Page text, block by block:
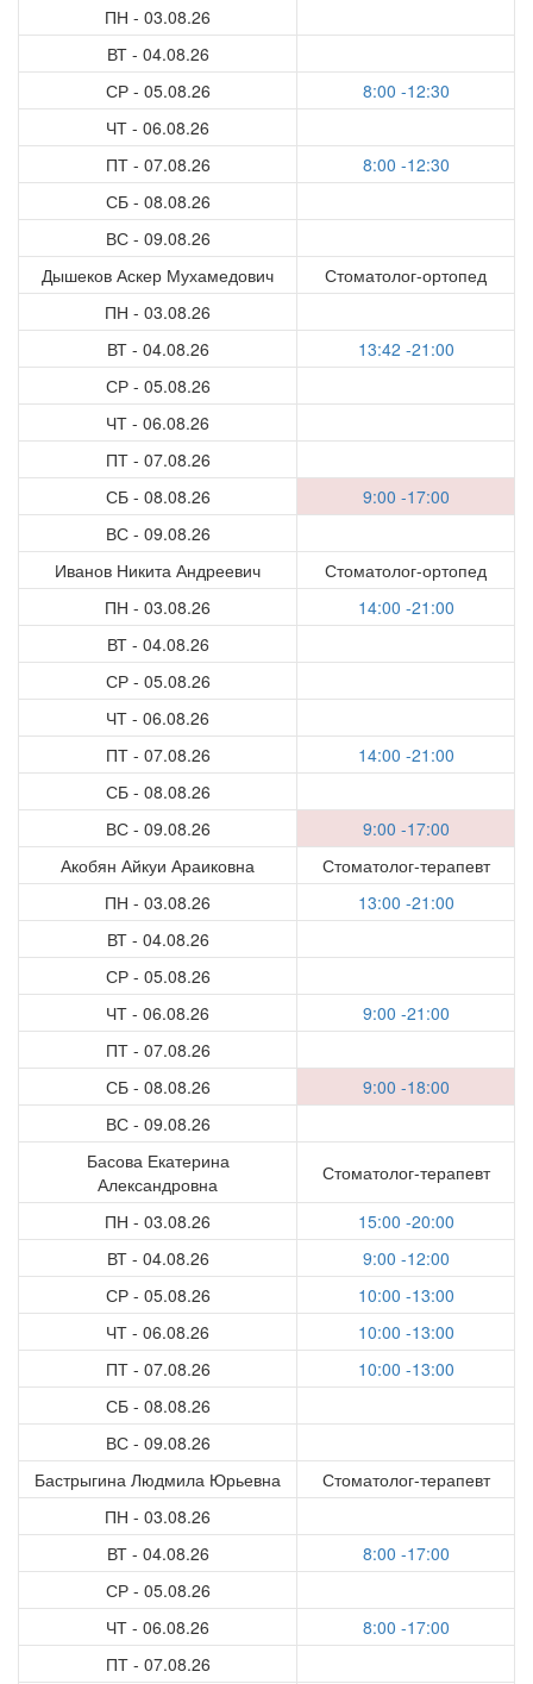
ПН - 03.08.26
ВТ - 04.08.26
СР - 05.08.26
8:00 -12:30
ЧТ - 06.08.26
ПТ - 07.08.26
8:00 -12:30
СБ - 08.08.26
ВС - 09.08.26
Дышеков Аскер Мухамедович
Стоматолог-ортопед
ПН - 03.08.26
ВТ - 04.08.26
13:42 -21:00
СР - 05.08.26
ЧТ - 06.08.26
ПТ - 07.08.26
СБ - 08.08.26
9:00 -17:00
ВС - 09.08.26
Иванов Никита Андреевич
Стоматолог-ортопед
ПН - 03.08.26
14:00 -21:00
ВТ - 04.08.26
СР - 05.08.26
ЧТ - 06.08.26
ПТ - 07.08.26
14:00 -21:00
СБ - 08.08.26
ВС - 09.08.26
9:00 -17:00
Акобян Айкуи Араиковна
Стоматолог-терапевт
ПН - 03.08.26
13:00 -21:00
ВТ - 04.08.26
СР - 05.08.26
ЧТ - 06.08.26
9:00 -21:00
ПТ - 07.08.26
СБ - 08.08.26
9:00 -18:00
ВС - 09.08.26
Басова Екатерина
Александровна
Стоматолог-терапевт
ПН - 03.08.26
15:00 -20:00
ВТ - 04.08.26
9:00 -12:00
СР - 05.08.26
10:00 -13:00
ЧТ - 06.08.26
10:00 -13:00
ПТ - 07.08.26
10:00 -13:00
СБ - 08.08.26
ВС - 09.08.26
Бастрыгина Людмила Юрьевна
Стоматолог-терапевт
ПН - 03.08.26
ВТ - 04.08.26
8:00 -17:00
СР - 05.08.26
ЧТ - 06.08.26
8:00 -17:00
ПТ - 07.08.26